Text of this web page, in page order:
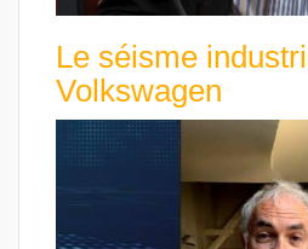
Le séisme
Volkswagen